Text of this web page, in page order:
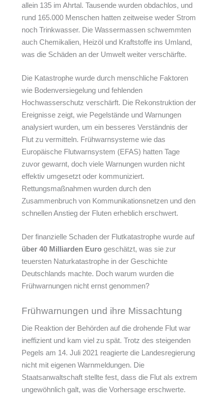
allein 135 im Ahrtal. Tausende wurden obdachlos, und
rund 165.000 Menschen hatten zeitweise weder Strom
noch Trinkwasser. Die Wassermassen schwemmten
auch Chemikalien, Heizöl und Kraftstoffe ins Umland,
was die Schäden an der Umwelt weiter verschärfte.
Die Katastrophe wurde durch menschliche Faktoren
wie Bodenversiegelung und fehlenden
Hochwasserschutz verschärft. Die Rekonstruktion der
Ereignisse zeigt, wie Pegelstände und Warnungen
analysiert wurden, um ein besseres Verständnis der
Flut zu vermitteln. Frühwarnsysteme wie das
Europäische Flutwarnsystem (EFAS) hatten Tage
zuvor gewarnt, doch viele Warnungen wurden nicht
effektiv umgesetzt oder kommuniziert.
Rettungsmaßnahmen wurden durch den
Zusammenbruch von Kommunikationsnetzen und den
schnellen Anstieg der Fluten erheblich erschwert.
Der finanzielle Schaden der Flutkatastrophe wurde auf
über 40 Milliarden Euro geschätzt, was sie zur
teuersten Naturkatastrophe in der Geschichte
Deutschlands machte. Doch warum wurden die
Frühwarnungen nicht ernst genommen?
Frühwarnungen und ihre Missachtung
Die Reaktion der Behörden auf die drohende Flut war
ineffizient und kam viel zu spät. Trotz des steigenden
Pegels am 14. Juli 2021 reagierte die Landesregierung
nicht mit eigenen Warnmeldungen. Die
Staatsanwaltschaft stellte fest, dass die Flut als extrem
ungewöhnlich galt, was die Vorhersage erschwerte.